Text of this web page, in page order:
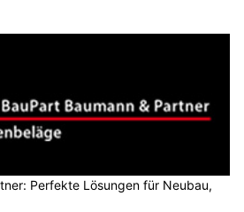
Perfekte Lösungen für Neubau,